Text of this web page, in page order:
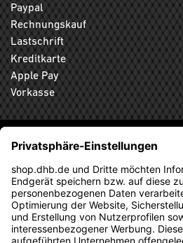
Paypal
Rechnungskauf
Lastschrift
Kreditkarte
Apple Pay
Vorkasse
ABONNIEREN SIE DEN
NEWSLETTER UND VERPASSEN
AKTION MEHR.